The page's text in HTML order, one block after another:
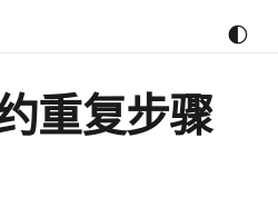
🌓
重复步骤